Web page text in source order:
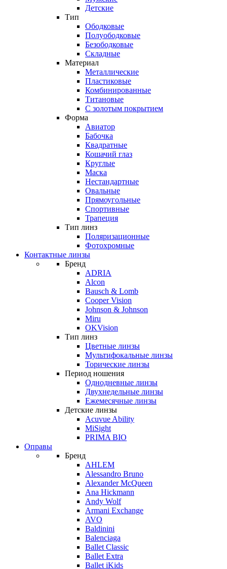
Детские
Тип
Ободковые
Полуободковые
Безободковые
Складные
Материал
Металлические
Пластиковые
Комбинированные
Титановые
С золотым покрытием
Форма
Авиатор
Бабочка
Квадратные
Кошачий глаз
Круглые
Маска
Нестандартные
Овальные
Прямоугольные
Спортивные
Трапеция
Тип линз
Поляризационные
Фотохромные
Контактные линзы
Бренд
ADRIA
Alcon
Bausch & Lomb
Cooper Vision
Johnson & Johnson
Miru
OKVision
Тип линз
Цветные линзы
Мультифокальные линзы
Торические линзы
Период ношения
Однодневные линзы
Двухнедельные линзы
Ежемесячные линзы
Детские линзы
Acuvue Ability
MiSight
PRIMA BIO
Оправы
Бренд
AHLEM
Alessandro Bruno
Alexander McQueen
Ana Hickmann
Andy Wolf
Armani Exchange
AVO
Baldinini
Balenciaga
Ballet Classic
Ballet Extra
Ballet iKids